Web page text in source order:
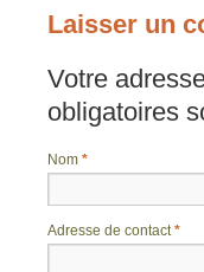
Laisser un
Votre
obligatoires
Nom *
Adresse de contact *